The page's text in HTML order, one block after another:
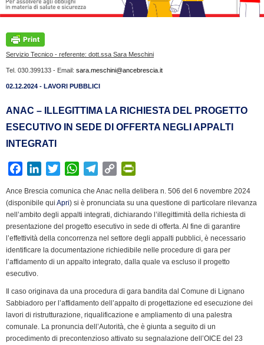
Servizio Tecnico - referente: dott.ssa Sara Meschini
Tel. 030.399133 - Email: sara.meschini@ancebrescia.it
02.12.2024 - LAVORI PUBBLICI
ANAC – ILLEGITTIMA LA RICHIESTA DEL PROGETTO
ESECUTIVO IN SEDE DI OFFERTA NEGLI APPALTI
INTEGRATI
c
e
b
o
o
k
n
k
e
d
I
n
i
t
t
e
r
W
a
t
s
A
p
p
l
e
g
r
a
m
C
p
y
L
i
n
k
i
n
t
F
r
i
n
l
y
Ance Brescia comunica che Anac nella delibera n. 506 del 6 novembre 2024
(disponibile qui Apri) si è pronunciata su una questione di particolare rilevanza
nell’ambito degli appalti integrati, dichiarando l’illegittimità della richiesta di
presentazione del progetto esecutivo in sede di offerta. Al fine di garantire
l’effettività della concorrenza nel settore degli appalti pubblici, è necessario
identificare la documentazione richiedibile nelle procedure di gara per
l’affidamento di un appalto integrato, dalla quale va escluso il progetto
esecutivo.
Il caso originava da una procedura di gara bandita dal Comune di Lignano
Sabbiadoro per l’affidamento dell’appalto di progettazione ed esecuzione dei
lavori di ristrutturazione, riqualificazione e ampliamento di una palestra
comunale. La pronuncia dell’Autorità, che è giunta a seguito di un
procedimento di precontenzioso attivato su segnalazione dell’OICE del 23